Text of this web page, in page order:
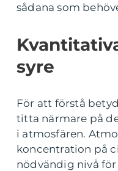
sådana som
syre
För att förstå
titta närmare på
i atmosfären.
koncentration på
nödvändig nivå